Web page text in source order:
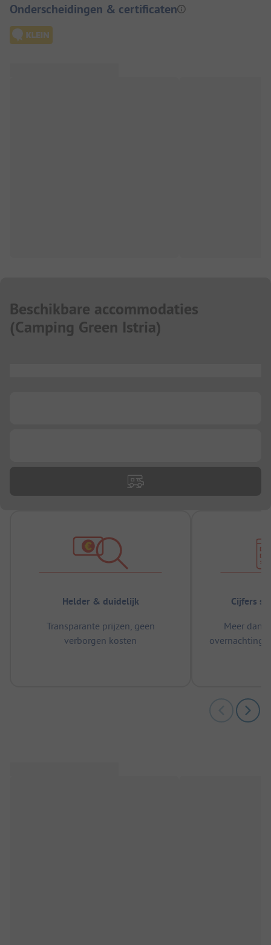
Onderscheidingen & certificaten
Beschikbare accommodaties
(Camping Green Istria)
Helder & duidelijk
Transparante prijzen, geen
verborgen kosten
Cijfers
Meer dan